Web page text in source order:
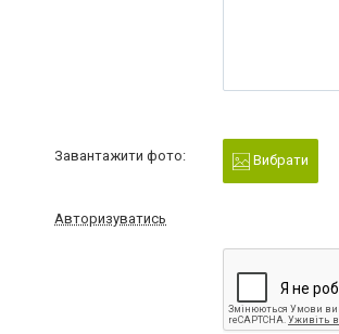
Завантажити фото: Вибрати
Авторизуватись